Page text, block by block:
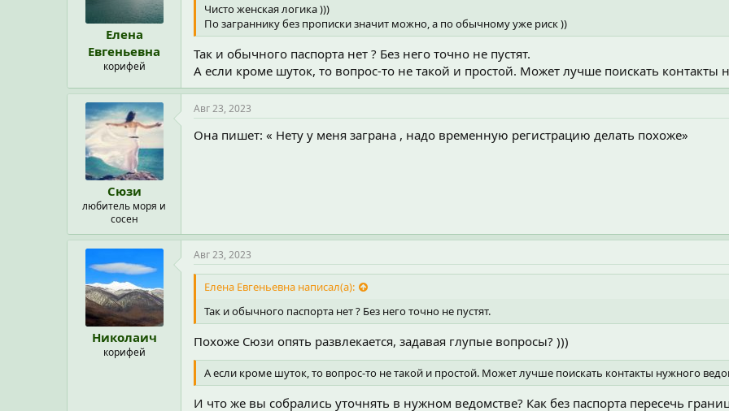
Елена
Евгеньевна
корифей
Чисто женская логика )))
По заграннику без прописки значит можно, а по обычному уже риск ))
Так и обычного паспорта нет ? Без него точно не пустят.
А если кроме шуток, то вопрос-то не такой и простой. Может лучше поискать контакты
Сюзи
любитель моря и
сосен
Авг 23, 2023
Она пишет: « Нету у меня заграна , надо временную регистрацию делать похоже»
Николаич
корифей
Авг 23, 2023
Елена Евгеньевна написал(а):
Так и обычного паспорта нет ? Без него точно не пустят.
Похоже Сюзи опять развлекается, задавая глупые вопросы? )))
А если кроме шуток, то вопрос-то не такой и простой. Может лучше поискать контакты нужного
И что же вы собрались уточнять в нужном ведомстве? Как без паспорта пересечь